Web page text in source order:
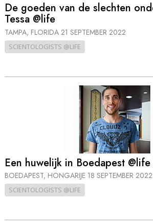
De goeden van de slechten
Tessa @life
TAMPA, FLORIDA 21 SEPTEMBER 2022
SCIENTOLOGISTS @LIFE
Een huwelijk in Boedapest
BOEDAPEST, HONGARIJE 18 SEPTEMBER 2022
SCIENTOLOGISTS @LIFE